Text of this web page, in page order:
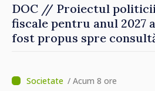
DOC // Proiectul politicii
fiscale pentru anul 2027 a
fost propus spre
/ Acum 8 ore